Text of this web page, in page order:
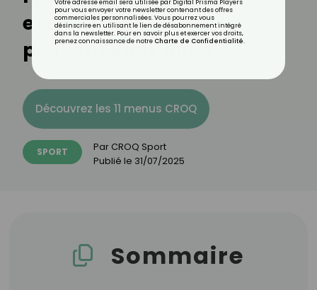
exercices de Pilates
peuvent vous aider
Découvrez les 11 menus CROQ
SPORT Par CROQ Sport
Publié le 31/07/2025
Sommaire
Votre adresse email sera utilisée par Digital Prisma Players
pour vous envoyer votre newsletter contenant des offres
commerciales personnalisées. Vous pourrez vous
désinscrire en utilisant le lien de désabonnement intégré
dans la newsletter. Pour en savoir plus et exercer vos droits,
prenez connaissance de notre Charte de Confidentialité.